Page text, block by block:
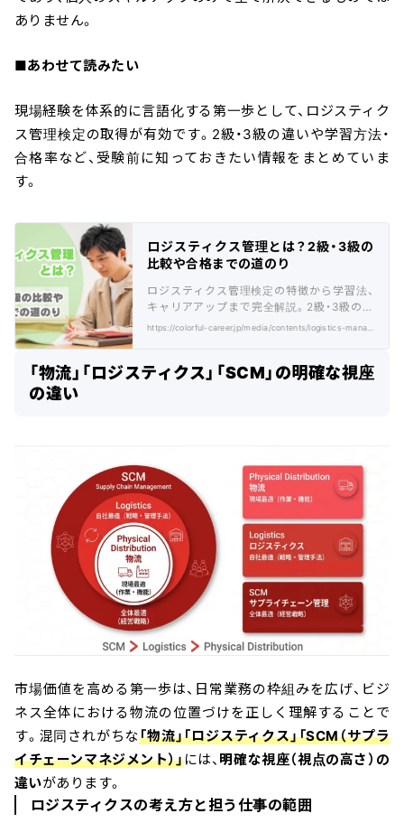
ありません。
■あわせて読みたい
現場経験を体系的に言語化する第一歩として、ロジスティク
ス管理検定の取得が有効です。2級・3級の違いや学習方法・
合格率など、受験前に知っておきたい情報をまとめていま
す。
ロジスティクス管理とは？2級・3級の
比較や合格までの道のり
ロジスティクス管理検定の特徴から学習法、
キャリアアップまで完全解説。2級・3級の選
び方や合格への近道を徹底ガイド
https://colorful-career.jp/media/contents/logistics-management/
「物流」「ロジスティクス」「SCM」の明確な視座
の違い
市場価値を高める第一歩は、日常業務の枠組みを広げ、ビジ
ネス全体における物流の位置づけを正しく理解することで
す。混同されがちな「物流」「ロジスティクス」「SCM（サプラ
イチェーンマネジメント）」には、 明確な視座（視点の高さ）の
違いがあります。
ロジスティクスの考え方と担う仕事の範囲